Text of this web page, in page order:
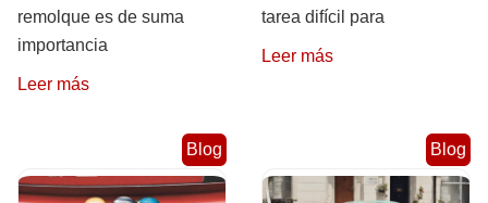
remolque es de suma
importancia
Leer más
tarea difícil para
Leer más
Blog Blog